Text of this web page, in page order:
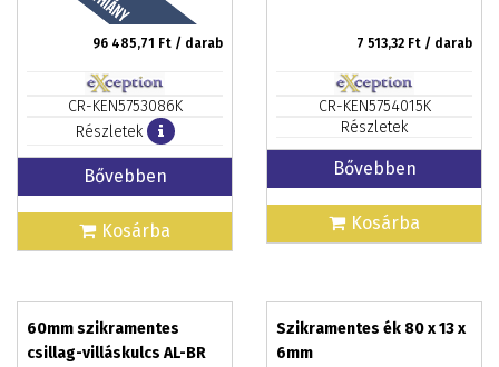
96 485,71 Ft / darab
CR-KEN5753086K
Részletek
Bővebben
Kosárba
7 513,32 Ft / darab
CR-KEN5754015K
Részletek
Bővebben
Kosárba
60mm szikramentes
csillag-villáskulcs AL-BR
Szikramentes ék 80 x 13 x
6mm